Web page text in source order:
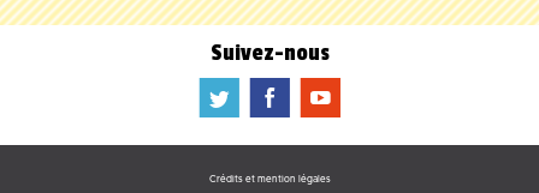
Suivez-nous
a b f
Crédits et mention légales